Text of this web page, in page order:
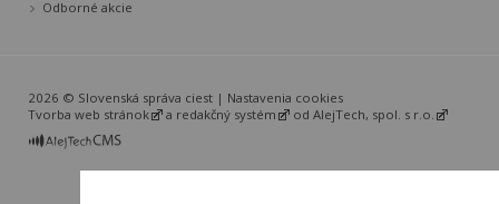
Odborné akcie
2026 © Slovenská správa ciest | Nastavenia cookies
Tvorba web stránok
a redakčný systém od AlejTech, spol. s r.o.